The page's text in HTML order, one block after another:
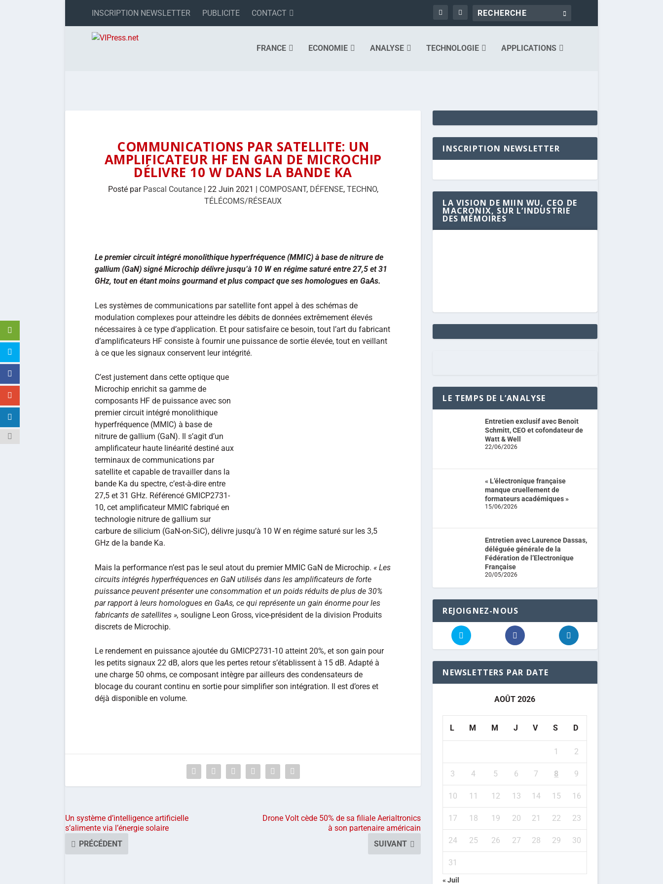
INSCRIPTION NEWSLETTER PUBLICITE CONTACT
FRANCE ECONOMIE ANALYSE TECHNOLOGIE APPLICATIONS
COMMUNICATIONS PAR SATELLITE: UN
AMPLIFICATEUR HF EN GAN DE MICROCHIP
DÉLIVRE 10 W DANS LA BANDE KA
Posté par Pascal Coutance| 22 Juin 2021 | COMPOSANT, DÉFENSE, TECHNO,
TÉLÉCOMS/RÉSEAUX
Le premier circuit intégré monolithique hyperfréquence (MMIC) à base de nitrure de
gallium (GaN) signé Microchip délivre jusqu’à 10 W en régime saturé entre 27,5 et 31
GHz, tout en étant moins gourmand et plus compact que ses homologues en GaAs.
Les systèmes de communications par satellite font appel à des schémas de
modulation complexes pour atteindre les débits de données extrêmement élevés
nécessaires à ce type d’application. Et pour satisfaire ce besoin, tout l’art du fabricant
d’amplificateurs HF consiste à fournir une puissance de sortie élevée, tout en veillant
à ce que les signaux conservent leur intégrité.
C’est justement dans cette optique que
Microchip enrichit sa gamme de
composants HF de puissance avec son
premier circuit intégré monolithique
hyperfréquence (MMIC) à base de
nitrure de gallium (GaN). Il s’agit d’un
amplificateur haute linéarité destiné aux
terminaux de communications par
satellite et capable de travailler dans la
bande Ka du spectre, c’est-à-dire entre
27,5 et 31 GHz. Référencé GMICP2731-
10, cet amplificateur MMIC fabriqué en
technologie nitrure de gallium sur
carbure de silicium (GaN-on-SiC), délivre jusqu’à 10 W en régime saturé sur les 3,5
GHz de la bande Ka.
Mais la performance n’est pas le seul atout du premier MMIC GaN de Microchip. « Les
circuits intégrés hyperfréquences en GaN utilisés dans les amplificateurs de forte
puissance peuvent présenter une consommation et un poids réduits de plus de 30%
par rapport à leurs homologues en GaAs, ce qui représente un gain énorme pour les
fabricants de satellites », souligne Leon Gross, vice-président de la division Produits
discrets de Microchip.
Le rendement en puissance ajoutée du GMICP2731-10 atteint 20%, et son gain pour
les petits signaux 22 dB, alors que les pertes retour s’établissent à 15 dB. Adapté à
une charge 50 ohms, ce composant intègre par ailleurs des condensateurs de
blocage du courant continu en sortie pour simplifier son intégration. Il est d’ores et
déjà disponible en volume.
Un système d’intelligence artificielle
s’alimente via l’énergie solaire
PRÉCÉDENT
Drone Volt cède 50% de sa filiale Aerialtronics
à son partenaire américain
SUIVANT
INSCRIPTION NEWSLETTER
LA VISION DE MIIN WU, CEO DE
MACRONIX, SUR L’INDUSTRIE
DES MÉMOIRES
LE TEMPS DE L’ANALYSE
Entretien exclusif avec Benoit
Schmitt, CEO et cofondateur de
Watt & Well
22/06/2026
« L’électronique française
manque cruellement de
formateurs académiques »
15/06/2026
Entretien avec Laurence Dassas,
déléguée générale de la
Fédération de l’Electronique
Française
20/05/2026
REJOIGNEZ-NOUS
NEWSLETTERS PAR DATE
AOÛT 2026
L M M J V S D
1 2
3 4 5 6 7 8 9
10 11 12 13 14 15 16
17 18 19 20 21 22 23
24 25 26 27 28 29 30
31
« Juil